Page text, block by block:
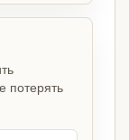
потерять